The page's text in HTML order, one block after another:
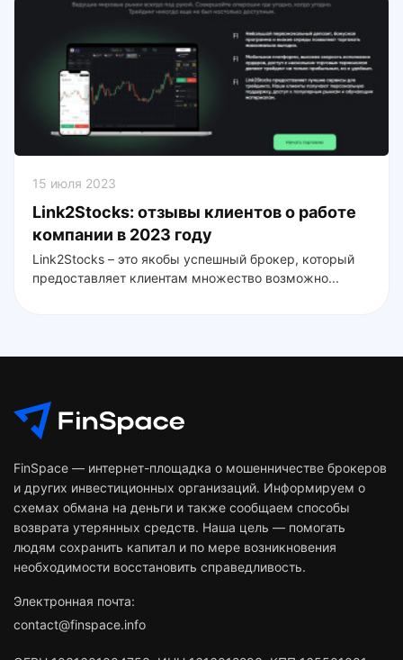
15 июля 2023
Link2Stocks: отзывы клиентов о работе
компании в 2023 году
Link2Stocks – это якобы успешный брокер, который
предоставляет клиентам множество возможно...
FinSpace — интернет-площадка о мошенничестве брокеров
и других инвестиционных организаций. Информируем о
схемах обмана на деньги и также сообщаем способы
возврата утерянных средств. Наша цель — помогать
людям сохранить капитал и по мере возникновения
необходимости восстановить справедливость.
Электронная почта:
contact@finspace.info